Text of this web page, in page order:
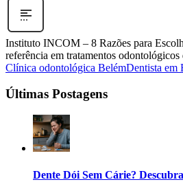
Instituto INCOM – 8 Razões para
referência em tratamentos
Clínica odontológica BelémDentista em
Últimas Postagens
Dente Dói Sem Cárie?